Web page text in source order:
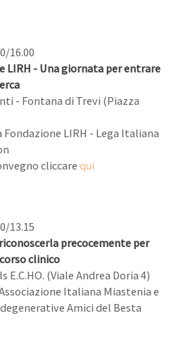
16.00
LIRH - Una giornata per entrare
- Fontana di Trevi (Piazza
LIRH - Lega Italiana
cliccarequi
13.15
precocemente per
clinico
(Viale Andrea Doria 4)
Italiana Miastenia e
Amici del Besta